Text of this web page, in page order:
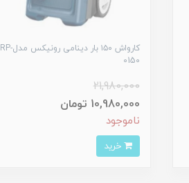
کارواش ۱۵۰ بار دینامی رونیکس مدلRP-
0150
21,980,000
10,980,000 تومان
ناموجود
خرید